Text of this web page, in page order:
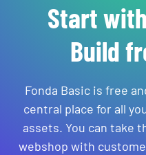
Start
Build
Fonda Basic is free
central place for all
assets. You can take
webshop with